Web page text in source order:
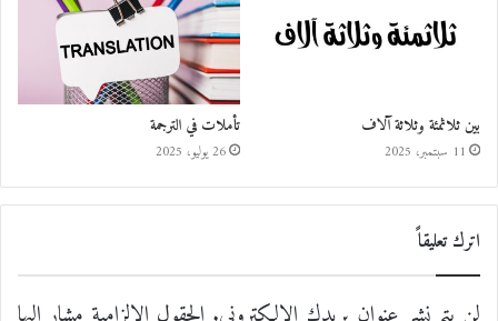
بين ثلاثمئة وثلاثة آلاف
11 سبتمبر، 2025
تأملات في الترجمة
26 يوليو، 2025
اترك تعليقاً